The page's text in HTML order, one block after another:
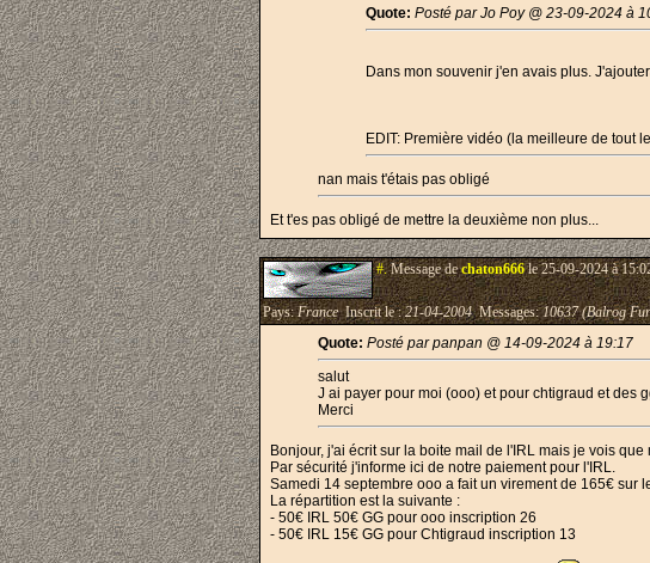
Quote: Posté par Jo Poy @ 23-09-2024 à
Dans mon souvenir j'en avais plus.
EDIT: Première vidéo (la meilleure de tout
nan mais t'étais pas obligé
Et t'es pas obligé de mettre la deuxième non plus...
#.Message dechaton666le 25-09-2024 à
Pays:FranceInscrit le :21-04-2004Messages:10637 (Balrog
Quote: Posté par panpan @ 14-09-2024 à 19:17
salut
J ai payer pour moi (ooo) et pour chtigraud et des
Merci
Bonjour, j'ai écrit sur la boite mail de l'IRL mais je vois
Par sécurité j'informe ici de notre paiement pour l'IRL.
Samedi 14 septembre ooo a fait un virement de 165€ sur
La répartition est la suivante :
- 50€ IRL 50€ GG pour ooo inscription 26
- 50€ IRL 15€ GG pour Chtigraud inscription 13